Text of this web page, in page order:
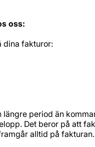
oss:
dina fakturor:
period än
Det beror på att
alltid på fakturan.